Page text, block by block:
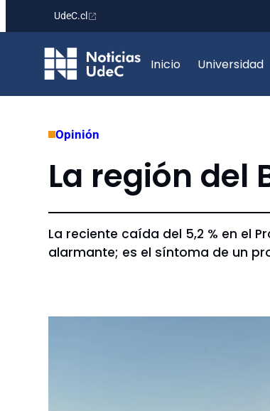
contenido
UdeC.cl
Inicio Universidad
Opinión
La región del
La reciente caída del 5,2 % en el
alarmante; es el síntoma de un